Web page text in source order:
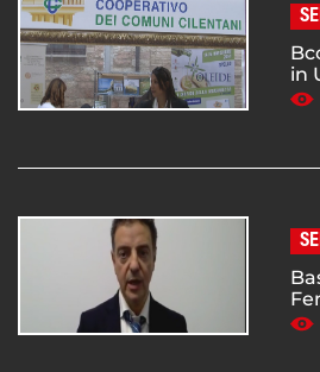
in